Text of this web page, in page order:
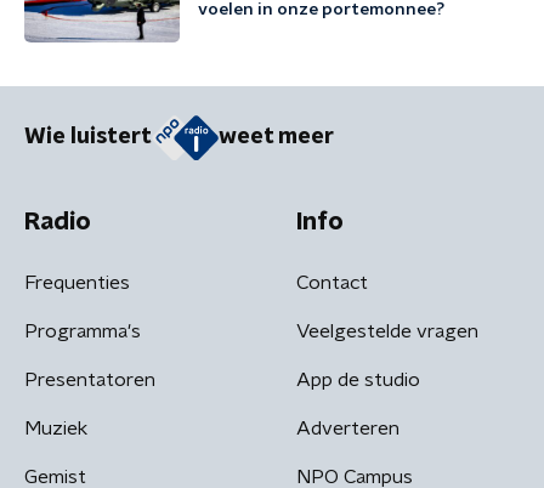
voelen in onze portemonnee?
Wie luistert weet meer
Radio
Frequenties
Programma's
Presentatoren
Muziek
Gemist
Info
Contact
Veelgestelde vragen
App de studio
Adverteren
NPO Campus